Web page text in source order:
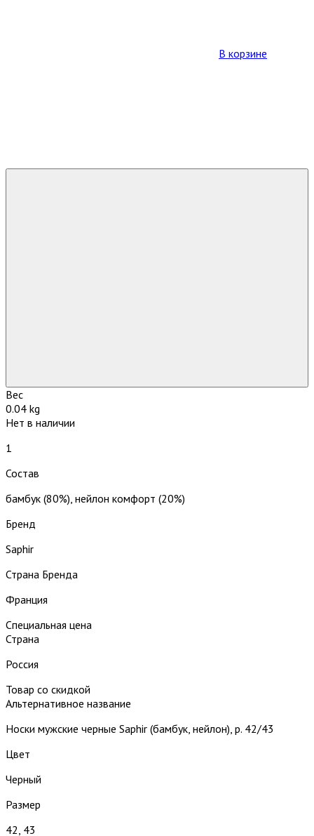
В корзине
Вес
0.04 kg
Нет в наличии
1
Состав
бамбук (80%), нейлон комфорт (20%)
Бренд
Saphir
Страна Бренда
Франция
Специальная цена
Страна
Россия
Товар со скидкой
Альтернативное название
Носки мужские черные Saphir (бамбук, нейлон), р. 42/43
Цвет
Черный
Размер
42, 43